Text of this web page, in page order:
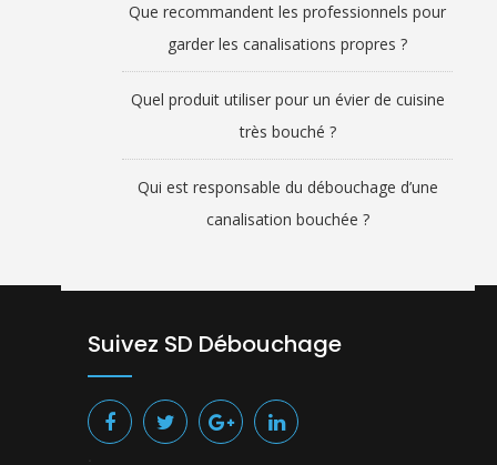
Que recommandent les professionnels pour
garder les canalisations propres ?
Quel produit utiliser pour un évier de cuisine
très bouché ?
Qui est responsable du débouchage d’une
canalisation bouchée ?
Suivez SD Débouchage